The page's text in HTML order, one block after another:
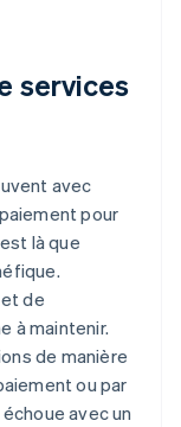
services
avec
pour
là que
de
à maintenir.
de manière
ou par
avec un